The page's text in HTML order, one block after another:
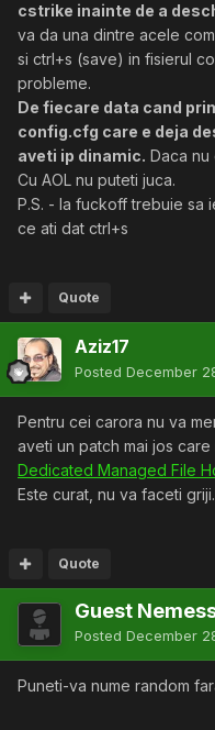
cstrike inainte de a
va da una dintre acele
si ctrl+s (save) in fisierul
probleme.
De fiecare data cand
config.cfg care e deja
aveti ip dinamic. Daca nu
Cu AOL nu puteti juca.
P.S. - la fuckoff trebuie sa
ce ati dat ctrl+s
Quote
Aziz17
Posted December
Pentru cei carora nu va
aveti un patch mai jos care
Dedicated Managed File
Este curat, nu va faceti griji.
Quote
Guest
Posted December
Puneti-va nume random